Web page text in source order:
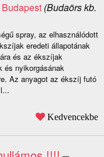
Budapest(Budaörs kb.
spray, az elhasználódott
eredeti állapotának
és az ékszíjak
és nyikorgásának
Az anyagot az ékszíj futó
Kedvencekbe